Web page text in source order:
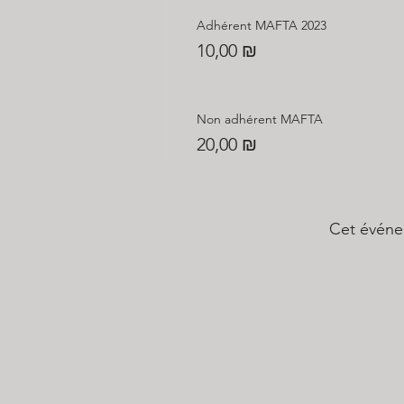
Adhérent MAFTA 2023
10,00 ₪
Non adhérent MAFTA
20,00 ₪
Cet